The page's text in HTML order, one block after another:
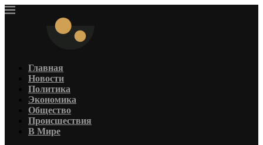
Главная
Новости
Политика
Экономика
Общество
Происшествия
В Мире